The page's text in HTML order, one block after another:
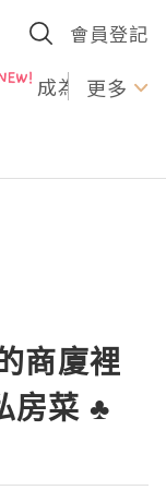
會員登記
成為U更多
商廈裡
房菜 ♣